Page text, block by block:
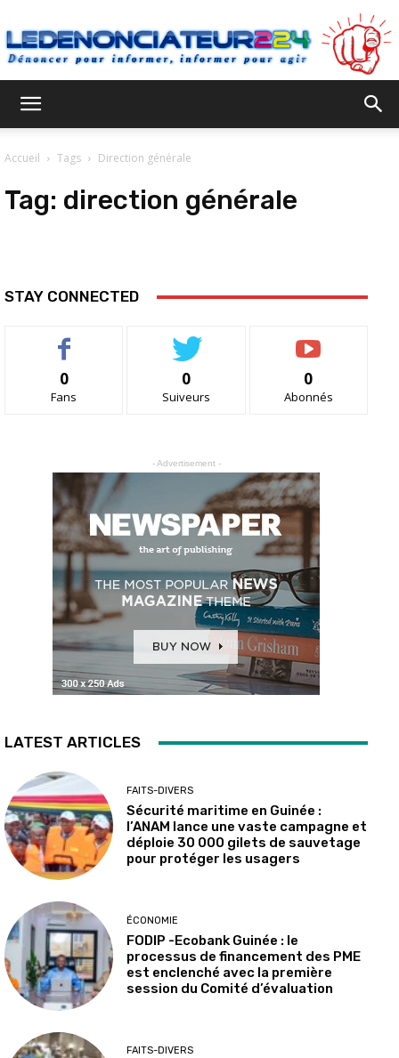
Accueil Tags Direction générale
Tag: direction générale
STAY CONNECTED
0
Fans
0
Suiveurs
0
Abonnés
- Advertisement -
LATEST ARTICLES
FAITS-DIVERS
Sécurité maritime en Guinée :
l’ANAM lance une vaste campagne et
déploie 30 000 gilets de sauvetage
pour protéger les usagers
ÉCONOMIE
FODIP -Ecobank Guinée : le
processus de financement des PME
est enclenché avec la première
session du Comité d’évaluation
FAITS-DIVERS